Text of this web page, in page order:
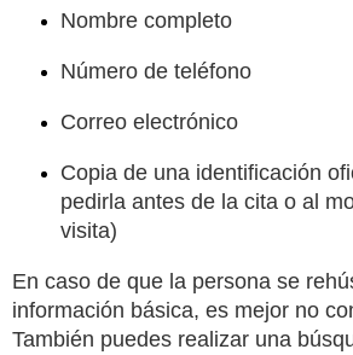
Nombre completo
Número de teléfono
Correo electrónico
Copia de una identificación
pedirla antes de la cita o al
visita)
En caso de que la persona se
información básica, es mejor no
También puedes realizar una